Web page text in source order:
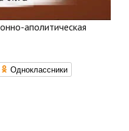
аполитическая
Одноклассники